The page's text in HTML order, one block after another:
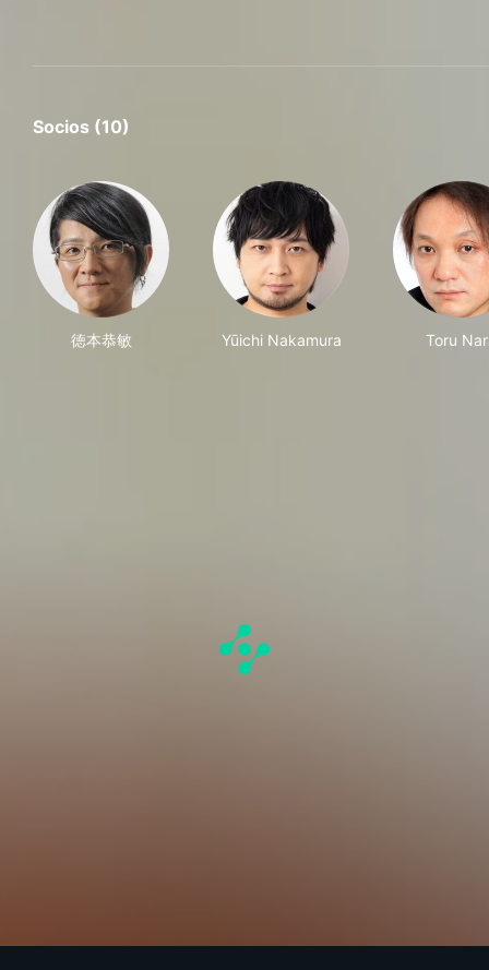
Socios (10)
徳本恭敏 Yūichi Nakamura Toru